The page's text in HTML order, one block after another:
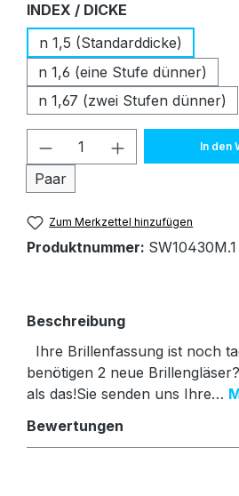
INDEX / DICKE
n 1,5 (Standarddicke)
n 1,6 (eine Stufe dünner)
n 1,67 (zwei Stufen dünner)
Produkt Anzahl: Gib
Paar
In den
Zum Merkzettel hinzufügen
Produktnummer: SW10430M.1
Beschreibung
Ihre Brillenfassung ist noch
benötigen 2 neue
als das!Sie senden uns Ihre…
Bewertungen